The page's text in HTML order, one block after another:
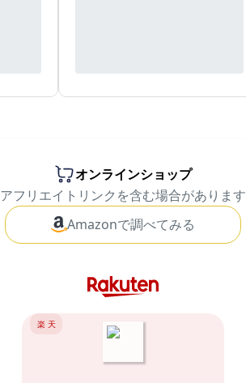
オンラインショップ
アフリエイトリンクを含む場合があります
Amazonで調べてみる
楽 天